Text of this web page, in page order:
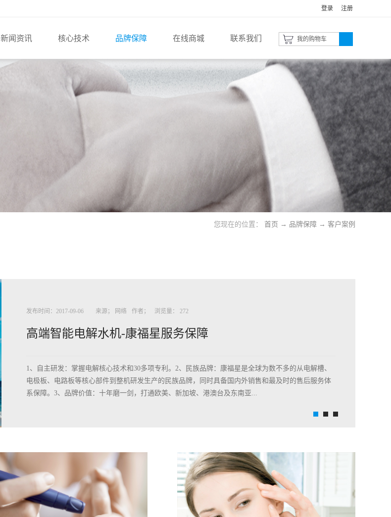
登录 注册
我的购物车
新闻资讯 核心技术 品牌保障 在线商城 联系我们
您现在的位置： 首页 → 品牌保障 → 客户案例
发布时间： 2017-09-06 来源； 网络 作者； 浏览量： 272
高端智能电解水机-康福星服务保障
1、自主研发：掌握电解核心技术和30多项专利。2、民族品牌：康福星是全球为数不多的从电解槽、
电极板、电路板等核心部件到整机研发生产的民族品牌，同时具备国内外销售和最及时的售后服务体
系保障。3、品牌价值：十年磨一剑，打通欧美、新加坡、港澳台及东南亚...
《新经济导刊》重点报道产品等。6、提供全面指导培训、直到您的团队能独立销售。7、稳定的市场
体系规划、严控网上销售串货、价格违规等问题、保障合作伙伴的利益。8、来吧，我们用同行业唯一
的爆发式的盈利模式让您迅速占领市场、拥抱财富，在这个充满创新趋势的大环境中，让我们紧跟李
克强总理多次提出的“大众创业，万众创新”的脚步，让每一位合作伙伴在中华民族品牌复兴的路程上
早日实现“我的中国梦”。